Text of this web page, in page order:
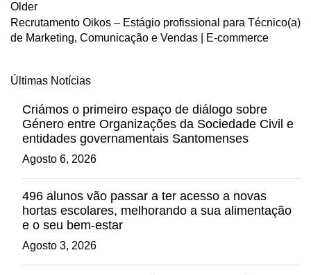
Older
Recrutamento Oikos – Estágio profissional para Técnico(a)
de Marketing, Comunicação e Vendas | E-commerce
Últimas Notícias
Criámos o primeiro espaço de diálogo sobre
Género entre Organizações da Sociedade Civil e
entidades governamentais Santomenses
Agosto 6, 2026
496 alunos vão passar a ter acesso a novas
hortas escolares, melhorando a sua alimentação
e o seu bem-estar
Agosto 3, 2026